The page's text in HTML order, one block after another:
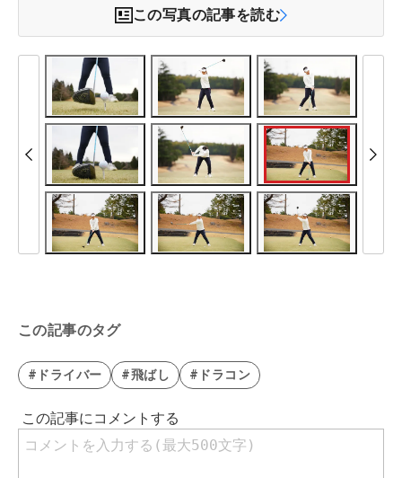
この写真の記事を読む
この記事のタグ
#ドライバー #飛ばし #ドラコン